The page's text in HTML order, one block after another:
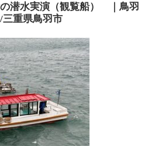
潜水実演（観覧船） ｜ 鳥羽
重県鳥羽市